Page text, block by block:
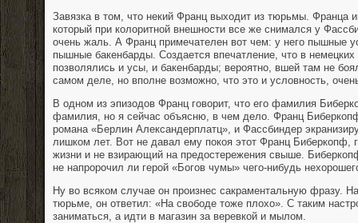
Завязка в том, что некий Франц выходит из тюрьмы. Франца
который при колоритной внешности все же снимался у
очень жаль. А Франц примечателен вот чем: у него пышные
пышные бакенбарды. Создается впечатление, что в
позволялись и усы, и бакенбарды; вероятно, вшей там не
самом деле, но вполне возможно, что это и условность,
В одном из эпизодов Франц говорит, что его фамилия
фамилия, но я сейчас объясню, в чем дело. Франц Биберкопф
романа «Берлин Александерплатц», и Фассбиндер
лишком лет. Вот не давал ему покоя этот Франц Биберкопф,
жизни и не взирающий на предостережения свыше.
не напророчил ли герой «Богов чумы» чего-нибудь
Ну во всяком случае он произнес сакраментальную фразу.
тюрьме, он ответил: «На свободе тоже плохо». С таким
заниматься, а идти в магазин за веревкой и мылом.